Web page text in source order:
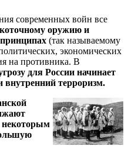
современных войн все
оружию и
(так называемому
экономических
на противника. В
для России начинает
терроризм.
некоторым